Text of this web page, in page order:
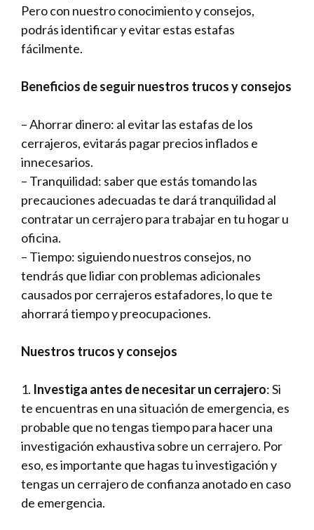
Pero con nuestro conocimiento y consejos,
podrás identificar y evitar estas estafas
fácilmente.
Beneficios de seguir nuestros trucos y consejos
– Ahorrar dinero: al evitar las estafas de los
cerrajeros, evitarás pagar precios inflados e
innecesarios.
– Tranquilidad: saber que estás tomando las
precauciones adecuadas te dará tranquilidad al
contratar un cerrajero para trabajar en tu hogar u
oficina.
– Tiempo: siguiendo nuestros consejos, no
tendrás que lidiar con problemas adicionales
causados por cerrajeros estafadores, lo que te
ahorrará tiempo y preocupaciones.
Nuestros trucos y consejos
1. Investiga antes de necesitar un cerrajero: Si
te encuentras en una situación de emergencia, es
probable que no tengas tiempo para hacer una
investigación exhaustiva sobre un cerrajero. Por
eso, es importante que hagas tu investigación y
tengas un cerrajero de confianza anotado en caso
de emergencia.